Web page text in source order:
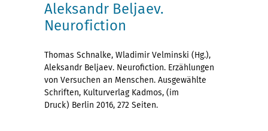
Aleksandr Beljaev.
Neurofiction
Thomas Schnalke, Wladimir Velminski (Hg.),
Aleksandr Beljaev. Neurofiction. Erzählungen
von Versuchen an Menschen. Ausgewählte
Schriften, Kulturverlag Kadmos, (im
Druck) Berlin 2016, 272 Seiten.